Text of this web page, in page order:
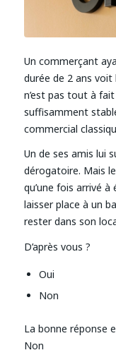
Un commerçant
durée de 2 ans voit
n’est pas tout à
suffisamment
commercial
Un de ses amis lui
dérogatoire. Mais
qu’une fois arrivé
laisser place à un
rester dans son
D’après vous ?
Oui
Non
La bonne réponse
Non